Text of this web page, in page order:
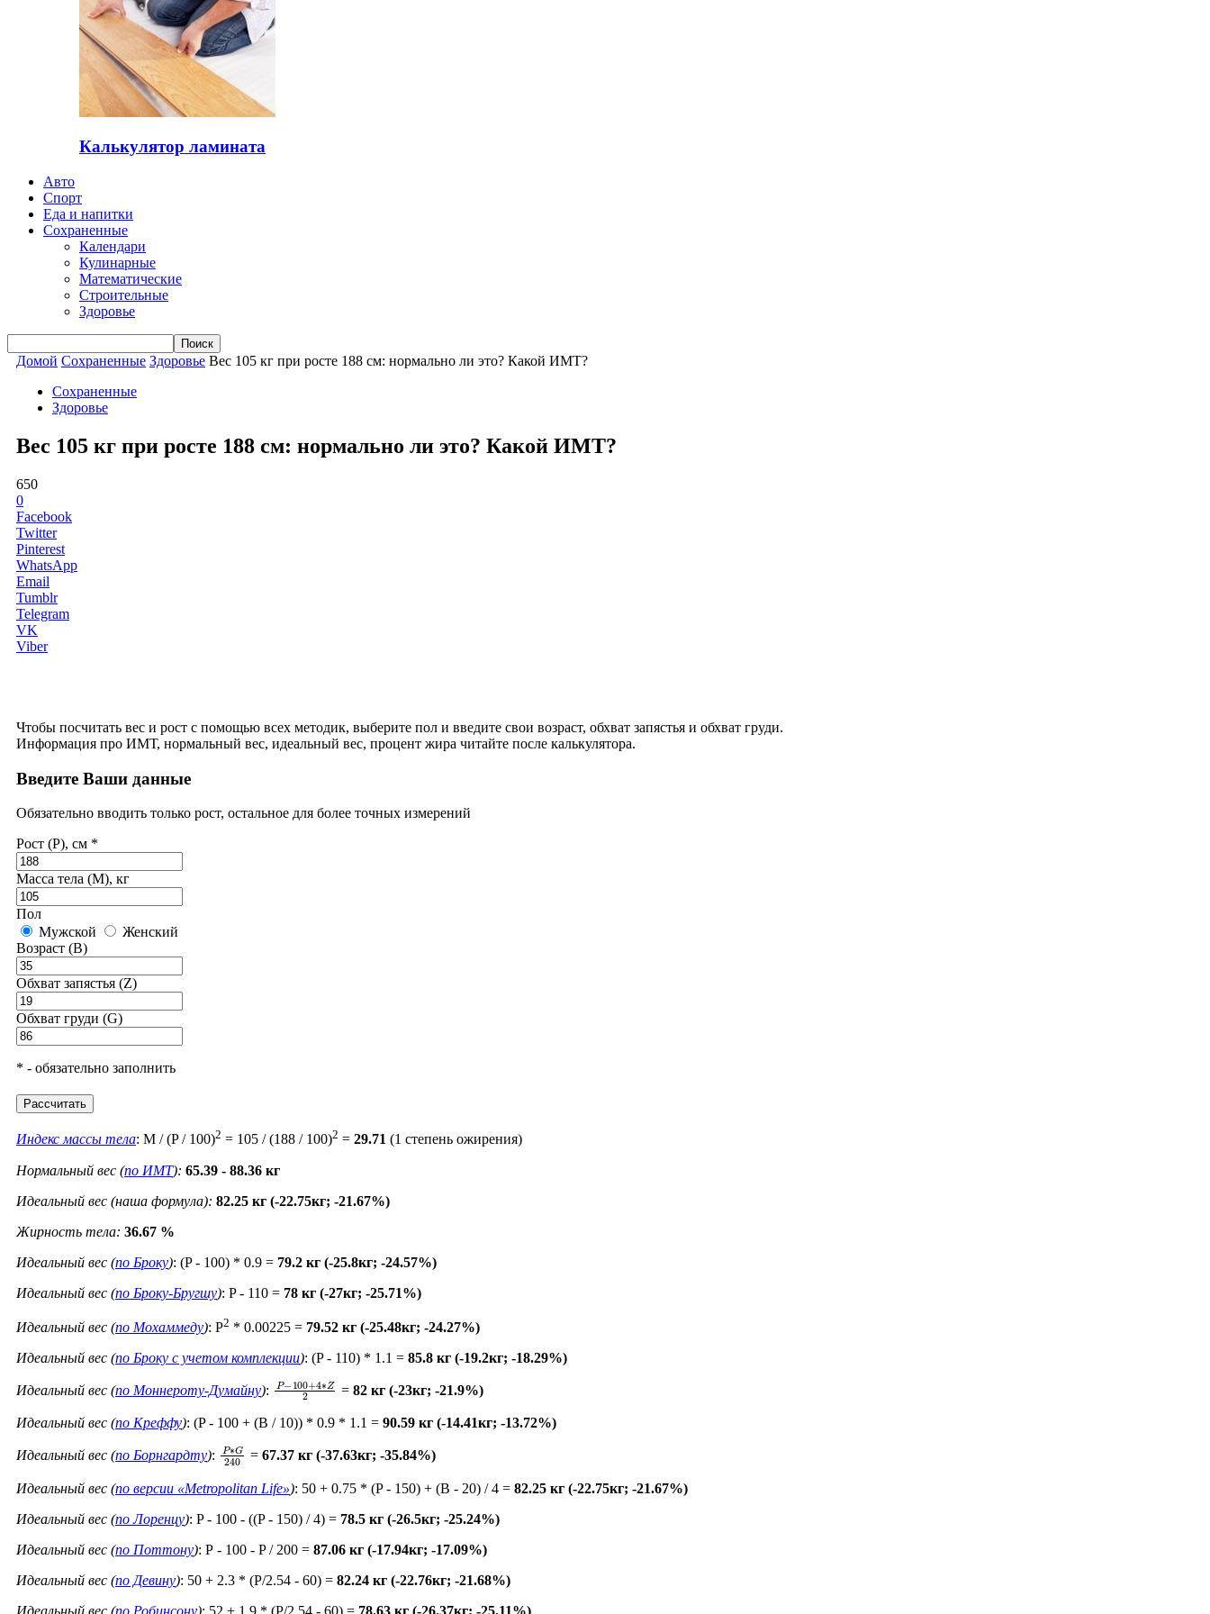
Калькулятор ламината
Авто
Спорт
Еда и напитки
Сохраненные
Календари
Кулинарные
Математические
Строительные
Здоровье
Домой Сохраненные Здоровье Вес 105 кг при росте 188 см: нормально ли это? Какой ИМТ?
Сохраненные
Здоровье
Вес 105 кг при росте 188 см: нормально ли это? Какой ИМТ?
650
0
Facebook
Twitter
Pinterest
WhatsApp
Email
Tumblr
Telegram
VK
Viber
Чтобы посчитать вес и рост с помощью всех методик, выберите пол и введите свои возраст, обхват запястья и обхват груди.
Информация про ИМТ, нормальный вес, идеальный вес, процент жира читайте после калькулятора.
Введите Ваши данные
Обязательно вводить только рост, остальное для более точных измерений
Рост (P), см *
Масса тела (M), кг
Пол
Мужской
Женский
Возраст (B)
Обхват запястья (Z)
Обхват груди (G)
* - обязательно заполнить
Рассчитать
Индекс массы тела: M / (P / 100)2 = 105 / (188 / 100)2 = 29.71 (1 степень ожирения)
Нормальный вес (по ИМТ): 65.39 - 88.36 кг
Идеальный вес (наша формула): 82.25 кг (-22.75кг; -21.67%)
Жирность тела: 36.67 %
Идеальный вес (по Броку): (P - 100) * 0.9 = 79.2 кг (-25.8кг; -24.57%)
Идеальный вес (по Броку-Бругшу): P - 110 = 78 кг (-27кг; -25.71%)
Идеальный вес (по Мохаммеду): P2 * 0.00225 = 79.52 кг (-25.48кг; -24.27%)
Идеальный вес (по Броку c учетом комплекции): (P - 110) * 1.1 = 85.8 кг (-19.2кг; -18.29%)
Идеальный вес (по Моннероту-Думайну): P− 100 +4∗ 2
=82 кг (-23кг; -21.9%)
Идеальный вес (по Креффу): (P - 100 + (B / 10)) * 0.9 * 1.1 = 90.59 кг (-14.41кг; -13.72%)
Идеальный вес (по Борнгардту): P∗G 240
=67.37 кг (-37.63кг; -35.84%)
Идеальный вес (по версии «Metropolitan Life»): 50 + 0.75 * (P - 150) + (B - 20) / 4 = 82.25 кг (-22.75кг; -21.67%)
Идеальный вес (по Лоренцу): P - 100 - ((P - 150) / 4) = 78.5 кг (-26.5кг; -25.24%)
Идеальный вес (по Поттону): Р - 100 - P / 200 = 87.06 кг (-17.94кг; -17.09%)
Идеальный вес (по Девину): 50 + 2.3 * (P/2.54 - 60) = 82.24 кг (-22.76кг; -21.68%)